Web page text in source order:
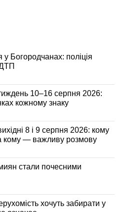
Богородчанах: поліція
10–16 серпня 2026:
кожному знаку
8 і 9 серпня 2026: кому
а кому — важливу розмову
стали почесними
хочуть забирати у